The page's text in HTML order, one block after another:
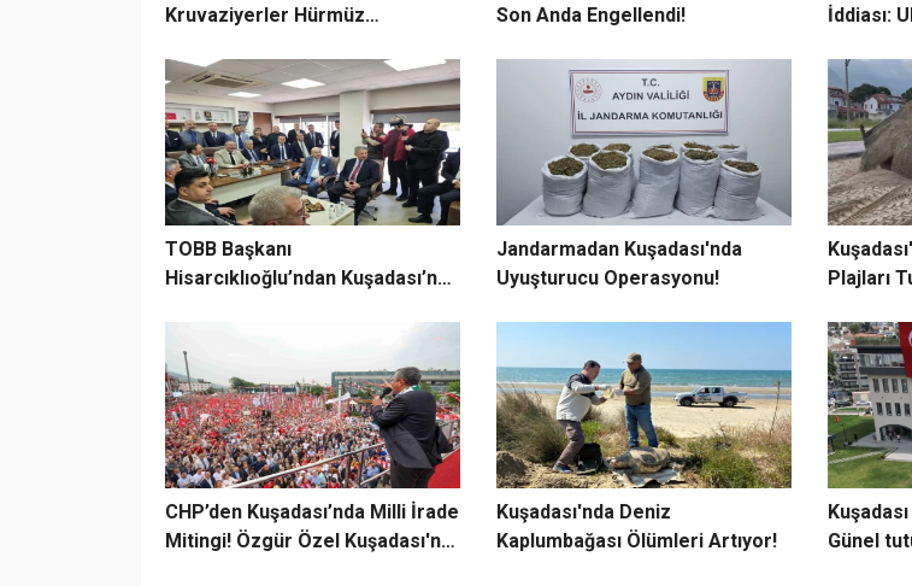
Kruvaziyerler Hürmüz
Son Anda Engellendi!
İddiası:
TOBB Başkanı
Hisarcıklıoğlu’ndan Kuşadası’nda
Jandarmadan Kuşadası'nda
Uyuşturucu Operasyonu!
Plajları
CHP’den Kuşadası’nda Milli İrade
Mitingi! Özgür Özel Kuşadası'na
Kuşadası'nda Deniz
Kaplumbağası Ölümleri Artıyor!
Günel